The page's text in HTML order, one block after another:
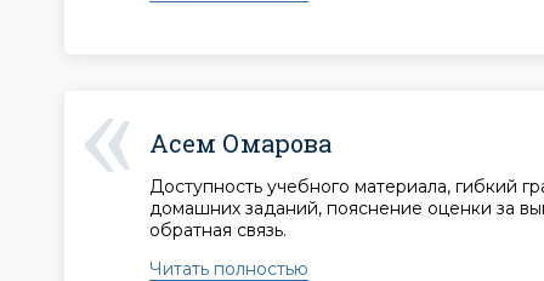
Асем Омарова
Доступность учебного материала, гибкий
домашних заданий, пояснение оценки за
обратная связь.
Читать полностью